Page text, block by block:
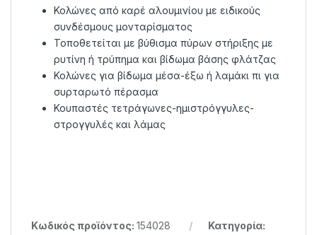
Κολώνες από καρέ αλουμινίου με ειδικούς
συνδέσμους μονταρίσματος
Τοποθετείται με βύθισμα πύρων στήριξης με
ρυτίνη ή τρύπημα και βίδωμα βάσης φλάτζας
Κολώνες για βίδωμα μέσα-έξω ή λαμάκι πι για
συρταρωτό πέρασμα
Κουπαστές τετράγωνες-ημιστρόγγυλες-
στρογγυλές και λάμας
Κωδικός προϊόντος: 154028
Κατηγορία: